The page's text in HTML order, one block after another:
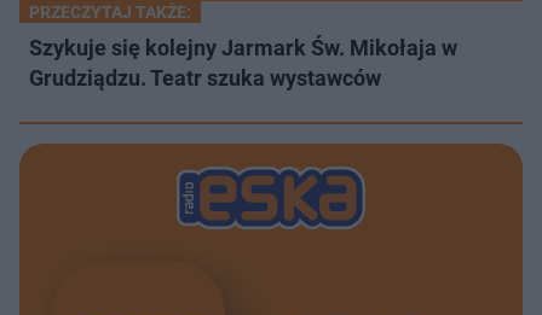
PRZECZYTAJ TAKŻE:
Szykuje się kolejny Jarmark Św. Mikołaja w
Grudziądzu. Teatr szuka wystawców